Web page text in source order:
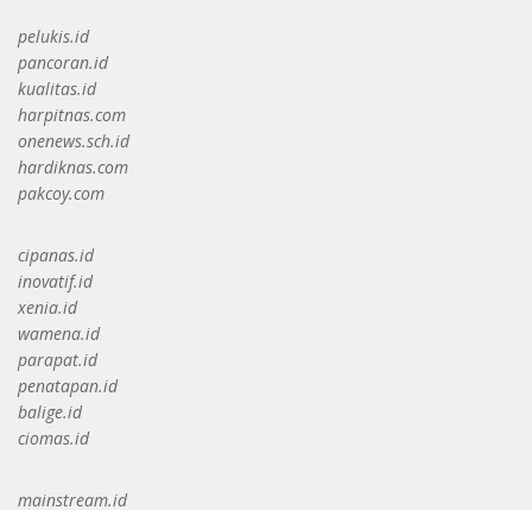
pelukis.id
pancoran.id
kualitas.id
harpitnas.com
onenews.sch.id
hardiknas.com
pakcoy.com
cipanas.id
inovatif.id
xenia.id
wamena.id
parapat.id
penatapan.id
balige.id
ciomas.id
mainstream.id